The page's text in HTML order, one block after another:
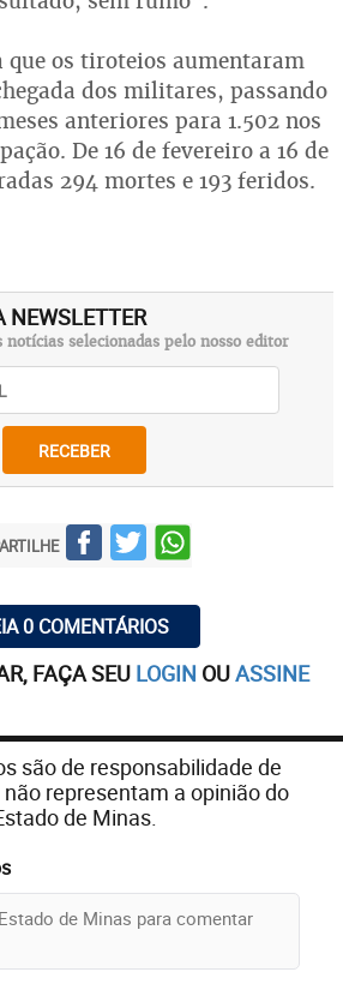
os tiroteios aumentaram
dos militares, passando
anteriores para 1.502 nos
De 16 de fevereiro a 16 de
294 mortes e 193 feridos.
NEWSLETTER
notícias selecionadas pelo nosso editor
RECEBER
0 COMENTÁRIOS
FAÇA SEU LOGIN OUASSINE
são de responsabilidade de
representam a opinião do
de Minas.